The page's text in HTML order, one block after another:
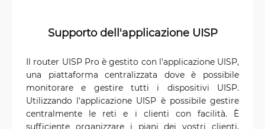
Supporto dell'applicazione UISP
Il router UISP Pro è gestito con l'applicazione UISP,
una piattaforma centralizzata dove è possibile
monitorare e gestire tutti i dispositivi UISP.
Utilizzando l'applicazione UISP è possibile gestire
centralmente le reti e i clienti con facilità. È
sufficiente organizzare i piani dei vostri clienti,